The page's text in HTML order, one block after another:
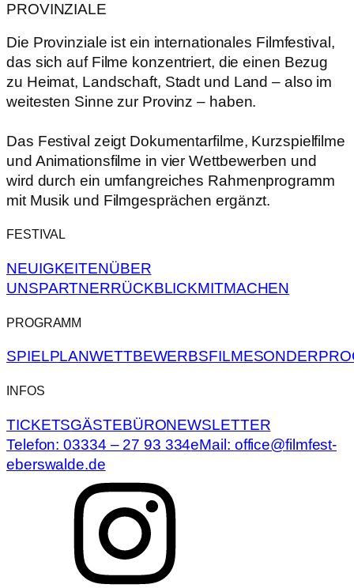
PROVINZIALE
Die Provinziale ist ein internationales Filmfestival,
das sich auf Filme konzentriert, die einen Bezug
zu Heimat, Landschaft, Stadt und Land – also im
weitesten Sinne zur Provinz – haben.
Das Festival zeigt Dokumentarfilme, Kurzspielfilme
und Animationsfilme in vier Wettbewerben und
wird durch ein umfangreiches Rahmenprogramm
mit Musik und Filmgesprächen ergänzt.
FESTIVAL
NEUIGKEITENÜBER
UNSPARTNERRÜCKBLICKMITMACHEN
PROGRAMM
SPIELPLANWETTBEWERBSFILME
INFOS
TICKETSGÄSTEBÜRONEWSLETTER
Telefon: 03334 – 27 93 334eMail: office@filmfest-
eberswalde.de